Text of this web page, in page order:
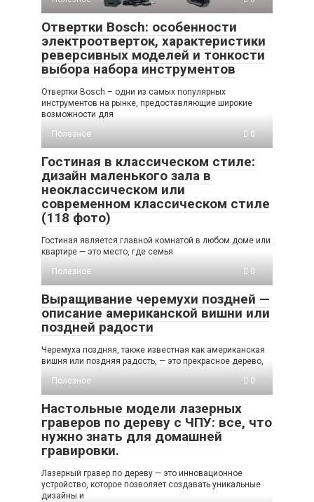
Отвертки Bosch: особенности
электроотверток, характеристики
реверсивных моделей и тонкости
выбора набора инструментов
Отвертки Bosch – одни из самых популярных
инструментов на рынке, предоставляющие широкие
возможности для
Полезное
0
Гостиная в классическом стиле:
дизайн маленького зала в
неоклассическом или
современном классическом стиле
(118 фото)
Гостиная является главной комнатой в любом доме или
квартире — это место, где семья
Полезное
0
Выращивание черемухи поздней —
описание американской вишни или
поздней радости
Черемуха поздняя, также известная как американская
вишня или поздняя радость, — это прекрасное дерево,
Полезное
0
Настольные модели лазерных
граверов по дереву с ЧПУ: все, что
нужно знать для домашней
гравировки.
Лазерный гравер по дереву — это инновационное
устройство, которое позволяет создавать уникальные
дизайны и